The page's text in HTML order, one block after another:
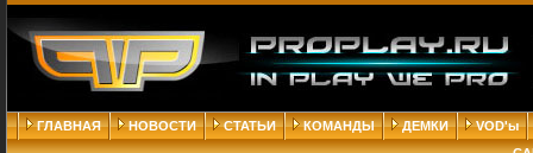
ГЛАВНАЯ НОВОСТИ СТАТЬИ КОМАНДЫ ДЕМКИ
VOD'ы